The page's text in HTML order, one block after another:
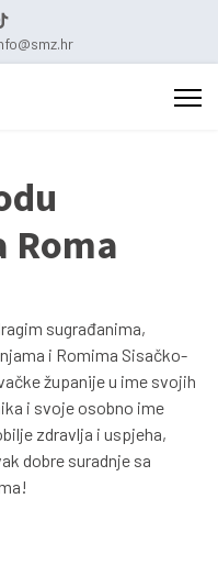
Roma
sugrađanima,
i Romima Sisačko-
županije u ime svojih
i svoje osobno ime
zdravlja i uspjeha,
dobre suradnje sa